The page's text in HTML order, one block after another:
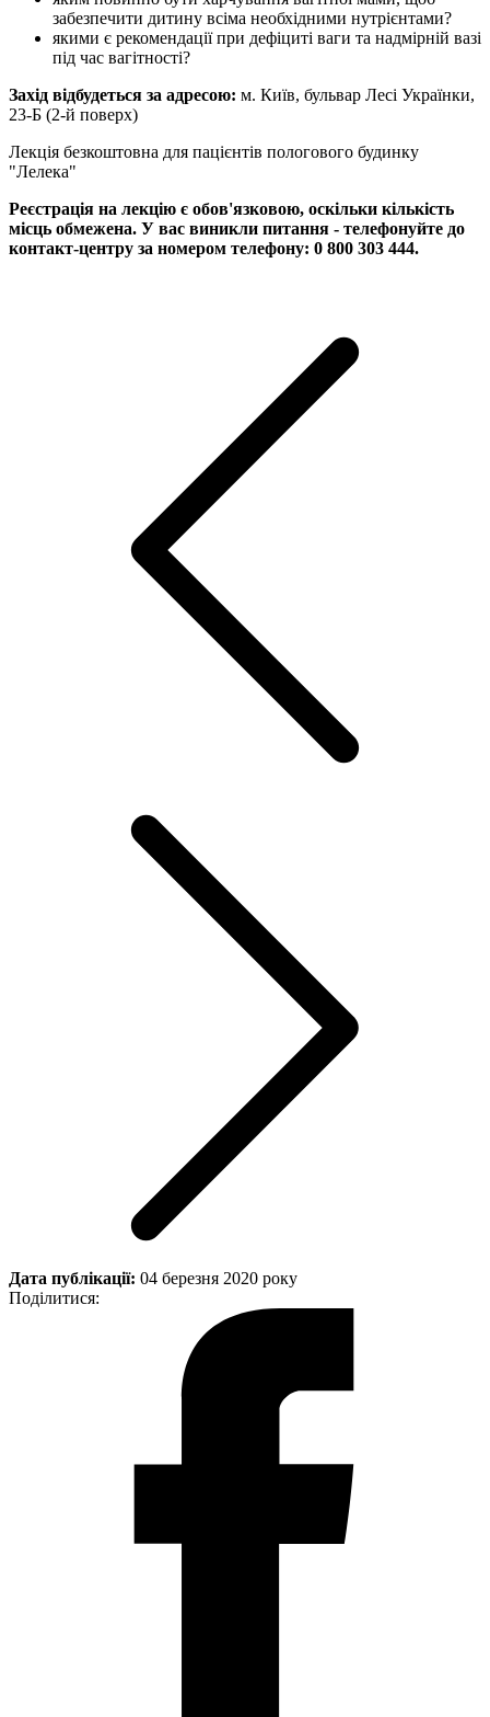
забезпечити дитину всіма необхідними нутрієнтами?
якими є рекомендації при дефіциті ваги та надмірній вазі
під час вагітності?
Захід відбудеться за адресою: м. Київ, бульвар Лесі Українки,
23-Б (2-й поверх)
Лекція безкоштовна для пацієнтів пологового будинку
"Лелека"
Реєстрація на лекцію є обов'язковою, оскільки кількість
місць обмежена. У вас виникли питання - телефонуйте до
контакт-центру за номером телефону: 0 800 303 444.
Дата публікації: 04 березня 2020 року
Поділитися: